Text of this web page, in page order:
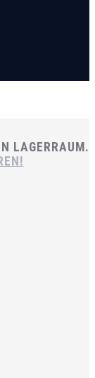
LAGERRAUM.